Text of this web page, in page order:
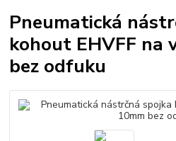
Pneumatická
kohout EHVFF na
bez odfuku